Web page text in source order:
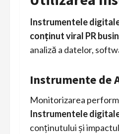
Instrumentele
conținut viral PR
analiză a datelor,
Instrumente de
Monitorizarea
Instrumentele
conținutului și